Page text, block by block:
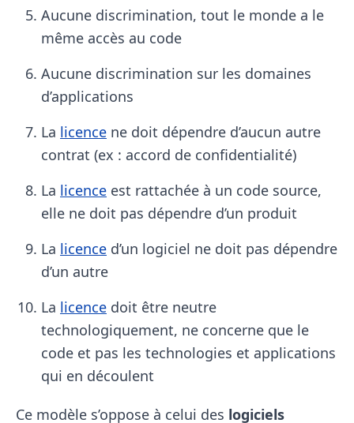
Aucune discrimination, tout le monde a le
même accès au code
Aucune discrimination sur les domaines
d’applications
La licence ne doit dépendre d’aucun autre
contrat (ex : accord de confidentialité)
La licence est rattachée à un code source,
elle ne doit pas dépendre d’un produit
La licence d’un logiciel ne doit pas dépendre
d’un autre
La licence doit être neutre
technologiquement, ne concerne que le
code et pas les technologies et applications
qui en découlent
Ce modèle s’oppose à celui des logiciels